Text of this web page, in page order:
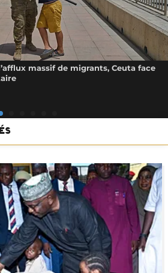
massif de migrants, Ceuta face